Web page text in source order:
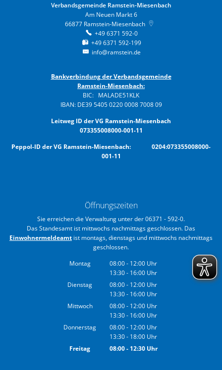
Verbandsgemeinde Ramstein-Miesenbach
Am Neuen Markt 6
66877 Ramstein-Miesenbach
+49 6371 592-0
+49 6371 592-199
info@ramstein.de
Bankverbindung der Verbandsgemeinde
Ramstein-Miesenbach:
BIC: MALADE51KLK
IBAN: DE39 5405 0220 0008 7008 09
Leitweg ID der VG Ramstein-Miesenbach
073355008000-001-11
Peppol-ID der VG Ramstein-Miesenbach: 0204:073355008000-
001-11
Öffnungszeiten
Sie erreichen die Verwaltung unter der 06371 - 592-0.
Das Standesamt ist mittwochs nachmittags geschlossen. Das
Einwohnermeldeamt ist montags, dienstags und mittwochs nachmittags
geschlossen.
Montag
08:00- 12:00 Uhr
Von 08:00 bis 12:00 Uhr
13:30- 16:00 Uhr
Von 13:30 bis 16:00 Uhr
Dienstag 08:00- 12:00 Uhr
Von 08:00 bis 12:00 Uhr
13:30- 16:00 Uhr
Von 13:30 bis 16:00 Uhr
Mittwoch 08:00- 12:00 Uhr
Von 08:00 bis 12:00 Uhr
13:30- 16:00 Uhr
Von 13:30 bis 16:00 Uhr
Donnerstag 08:00- 12:00 Uhr
Von 08:00 bis 12:00 Uhr
13:30- 18:00 Uhr
Von 13:30 bis 18:00 Uhr
Freitag 08:00- 12:30Uhr